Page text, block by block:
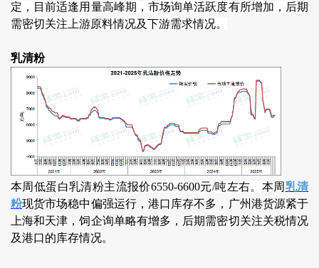
定，目前适逢用量高峰期，市场询单活跃度有所增加，后期
需密切关注上游原料情况及下游需求情况。
乳清粉
本周低蛋白乳清粉主流报价6550-6600元/吨左右。 本周 乳清
粉现货市场稳中偏强运行，港口库存不多，广州港货源紧于
上海和天津，饲企询单略有增多，后期需密切关注关税情况
及港口的库存情况。